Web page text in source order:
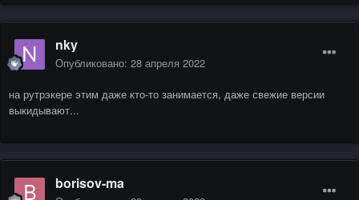
nky
Опубликовано: 28 апреля 2022
на рутрэкере этим даже кто-то занимается, даже свежие версии
выкидывают...
borisov-ma